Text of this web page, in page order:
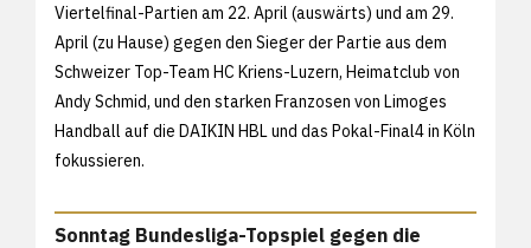
Viertelfinal-Partien am 22. April (auswärts) und am 29.
April (zu Hause) gegen den Sieger der Partie aus dem
Schweizer Top-Team HC Kriens-Luzern, Heimatclub von
Andy Schmid, und den starken Franzosen von Limoges
Handball auf die DAIKIN HBL und das Pokal-Final4 in Köln
fokussieren.
Sonntag Bundesliga-Topspiel gegen die